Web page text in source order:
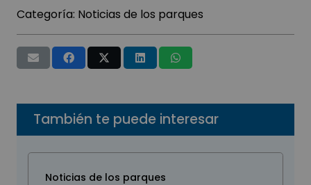
Categoría: Noticias de los parques
También te puede interesar
Noticias de los parques